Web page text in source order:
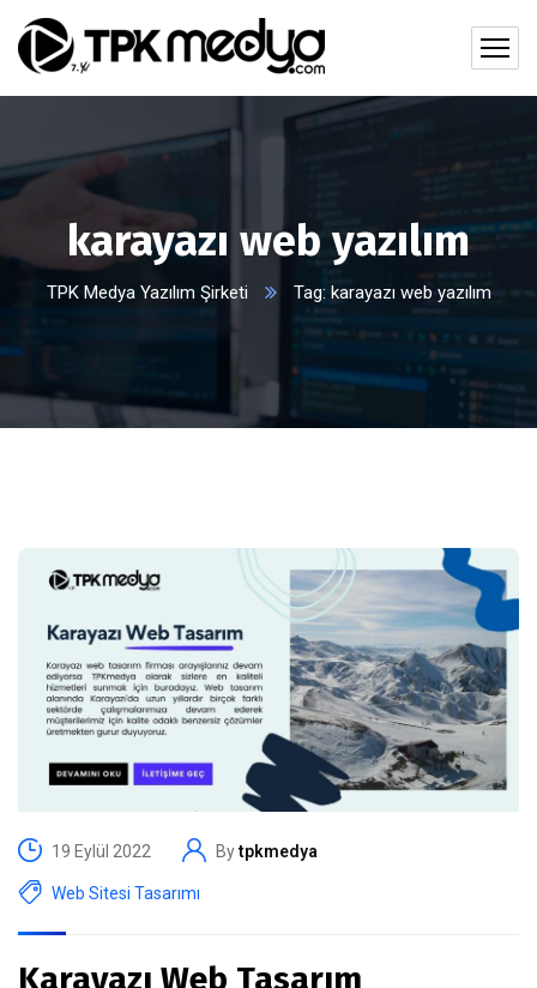
karayazı web yazılım
TPK Medya Yazılım Şirketi Tag: karayazı web yazılım
19 Eylül 2022 Bytpkmedya
Web Sitesi Tasarımı
Karayazı Web Tasarım